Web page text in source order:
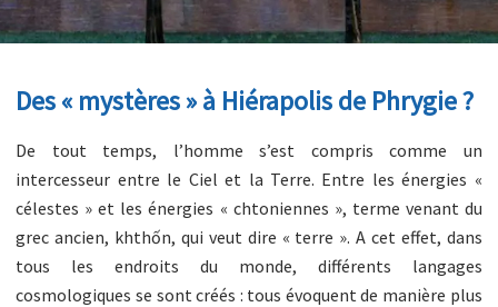
Des « mystères » à Hiérapolis de Phrygie ?
De tout temps, l’homme s’est compris comme un
intercesseur entre le Ciel et la Terre. Entre les énergies «
célestes » et les énergies « chtoniennes », terme venant du
grec ancien, khthốn, qui veut dire « terre ». A cet effet, dans
tous les endroits du monde, différents langages
cosmologiques se sont créés : tous évoquent de manière plus